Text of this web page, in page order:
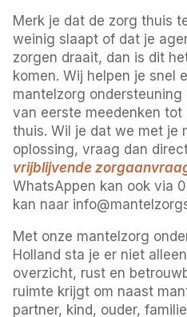
Merk je dat de zorg thuis
weinig slaapt of dat je
zorgen draait, dan is dit
komen. Wij helpen je snel
mantelzorg ondersteuning
van eerste meedenken
thuis. Wil je dat we met je
oplossing, vraag dan
vrijblijvende
WhatsAppen kan ook via
kan naar
Met onze mantelzorg
Holland sta je er niet
overzicht, rust en
ruimte krijgt om naast
partner, kind, ouder,